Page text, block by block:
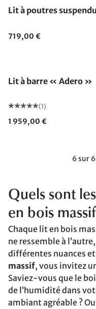
Lit à poutres
719,00 €
Lit à barre « Adero »
(1)
1 959,00 €
6 sur
Quels sont
en bois
Chaque lit en bois
ne ressemble à
différentes nuances
massif, vous invitez
Saviez-vous que le
de l’humidité dans
ambiant agréable ?